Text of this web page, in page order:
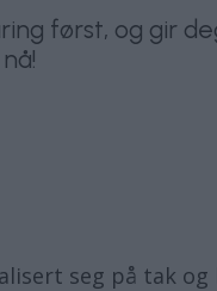
først, og gir
seg på tak og